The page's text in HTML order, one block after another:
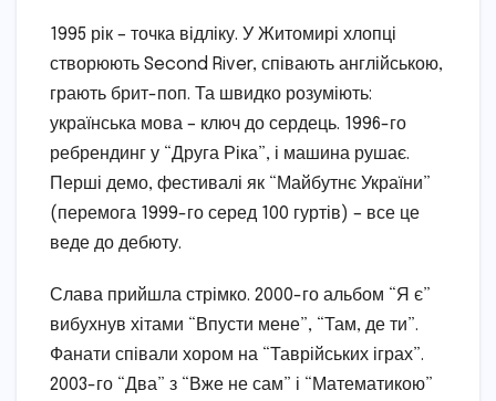
1995 рік – точка відліку. У Житомирі хлопці
створюють Second River, співають англійською,
грають брит-поп. Та швидко розуміють:
українська мова – ключ до сердець. 1996-го
ребрендинг у “Друга Ріка”, і машина рушає.
Перші демо, фестивалі як “Майбутнє України”
(перемога 1999-го серед 100 гуртів) – все це
веде до дебюту.
Слава прийшла стрімко. 2000-го альбом “Я є”
вибухнув хітами “Впусти мене”, “Там, де ти”.
Фанати співали хором на “Таврійських іграх”.
2003-го “Два” з “Вже не сам” і “Математикою”